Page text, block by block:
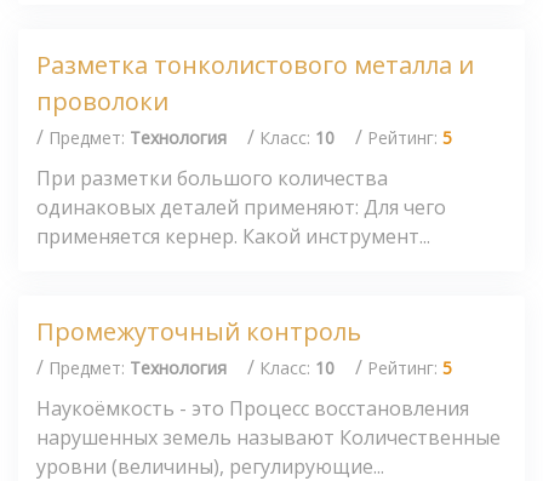
Разметка тонколистового металла и
проволоки
/ Предмет: Технология / Класс: 10 / Рейтинг: 5
При разметки большого количества
одинаковых деталей применяют: Для чего
применяется кернер. Какой инструмент...
Промежуточный контроль
/ Предмет: Технология / Класс: 10 / Рейтинг: 5
Наукоёмкость - это Процесс восстановления
нарушенных земель называют Количественные
уровни (величины), регулирующие...